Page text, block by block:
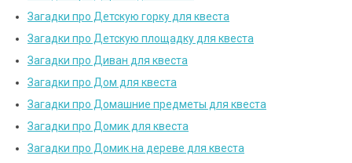
Загадки про Детскую горку для квеста
Загадки про Детскую площадку для квеста
Загадки про Диван для квеста
Загадки про Дом для квеста
Загадки про Домашние предметы для квеста
Загадки про Домик для квеста
Загадки про Домик на дереве для квеста